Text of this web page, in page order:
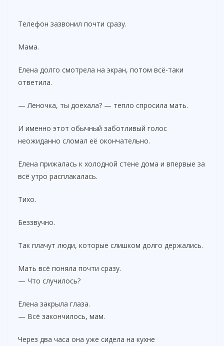
Телефон зазвонил почти сразу.
Мама.
Елена долго смотрела на экран, потом всё-таки
ответила.
— Леночка, ты доехала? — тепло спросила мать.
И именно этот обычный заботливый голос
неожиданно сломал её окончательно.
Елена прижалась к холодной стене дома и впервые за
всё утро расплакалась.
Тихо.
Беззвучно.
Так плачут люди, которые слишком долго держались.
Мать всё поняла почти сразу.
— Что случилось?
Елена закрыла глаза.
— Всё закончилось, мам.
Через два часа она уже сидела на кухне